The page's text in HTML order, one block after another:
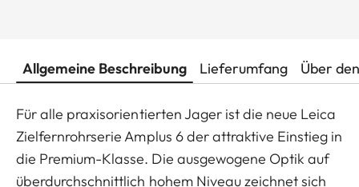
Allgemeine Beschreibung Lieferumfang Über
Für alle praxisorientierten Jager ist die neue Leica
Zielfernrohrserie Amplus 6 der attraktive Einstieg in
die Premium-Klasse. Die ausgewogene Optik auf
überdurchschnittlich hohem Niveau zeichnet sich